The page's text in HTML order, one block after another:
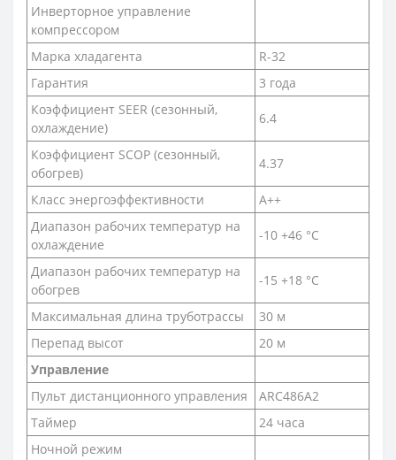
Инверторное управление
компрессором
Марка хладагента
R-32
Гарантия
3 года
Коэффициент SEER (сезонный,
охлаждение)
6.4
Коэффициент SCOP (сезонный,
обогрев)
4.37
Класс энергоэффективности
A++
Диапазон рабочих температур на
охлаждение
-10 +46 °С
Диапазон рабочих температур на
обогрев
-15 +18 °С
Максимальная длина труботрассы
30 м
Перепад высот
20 м
Управление
Пульт дистанционного управления
ARC486A2
Таймер
24 часа
Ночной режим